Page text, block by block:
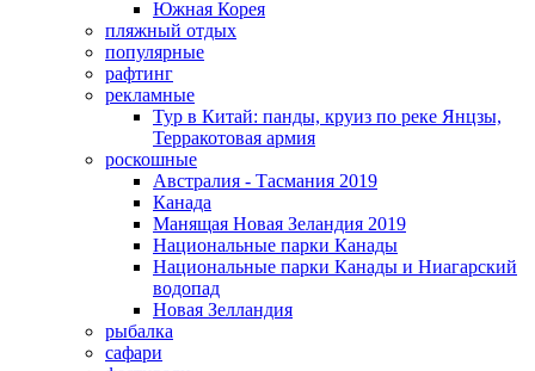
Южная Корея
пляжный отдых
популярные
рафтинг
рекламные
Тур в Китай: панды, круиз по реке Янцзы,
Терракотовая армия
роскошные
Австралия - Тасмания 2019
Канада
Манящая Новая Зеландия 2019
Национальные парки Канады
Национальные парки Канады и Ниагарский
водопад
Новая Зелландия
рыбалка
сафари